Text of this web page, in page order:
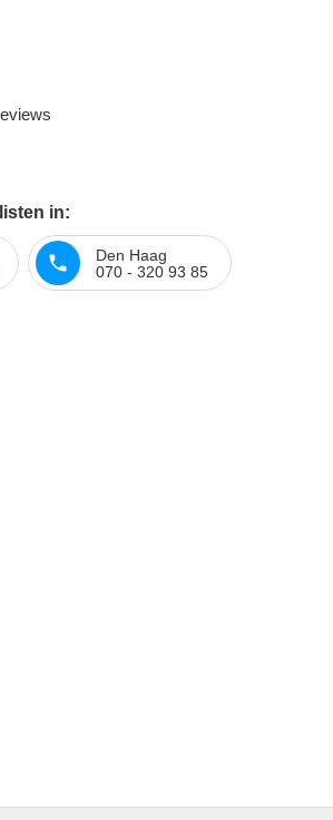
in:
Den Haag
070 - 320 93 85